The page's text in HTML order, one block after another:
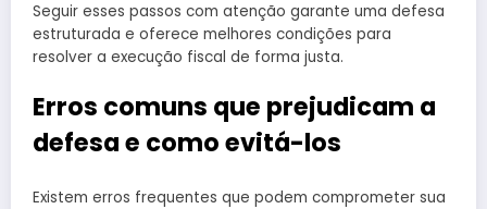
Seguir esses passos com atenção garante uma defesa
estruturada e oferece melhores condições para
resolver a execução fiscal de forma justa.
Erros comuns que prejudicam a
defesa e como evitá-los
Existem erros frequentes que podem comprometer sua